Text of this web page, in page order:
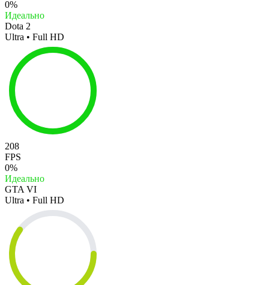
0%
Идеально
Dota 2
Ultra • Full HD
208
FPS
0%
Идеально
GTA VI
Ultra • Full HD